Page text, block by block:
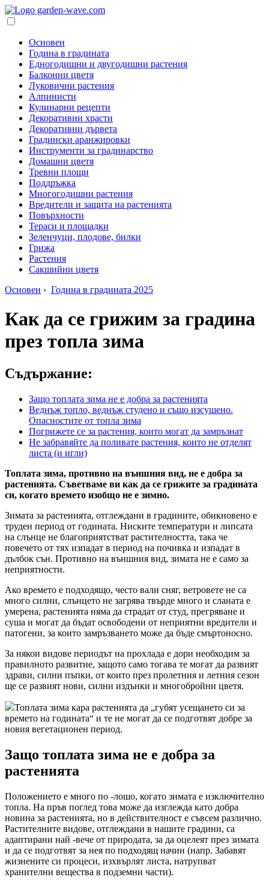
Основен
Година в градината
Едногодишни и двугодишни растения
Балконни цветя
Луковични растения
Алпинисти
Кулинарни рецепти
Декоративни храсти
Декоративни дървета
Градински аранжировки
Инструменти за градинарство
Домашни цветя
Тревни площи
Поддръжка
Многогодишни растения
Вредители и защита на растенията
Повърхности
Тераси и площадки
Зеленчуци, плодове, билки
Грижа
Растения
Сакшийни цветя
Основен › Година в градината 2025
Как да се грижим за градина
през топла зима
Съдържание:
Защо топлата зима не е добра за растенията
Веднъж топло, веднъж студено и също изсушено.
Опасностите от топла зима
Погрижете се за растения, които могат да замръзнат
Не забравяйте да поливате растения, които не отделят
листа (и игли)
Топлата зима, противно на външния вид, не е добра за
растенията. Съветваме ви как да се грижите за градината
си, когато времето изобщо не е зимно.
Зимата за растенията, отглеждани в градините, обикновено е
труден период от годината. Ниските температури и липсата
на слънце не благоприятстват растителността, така че
повечето от тях изпадат в период на почивка и изпадат в
дълбок сън. Противно на външния вид, зимата не е само за
неприятности.
Ако времето е подходящо, често вали сняг, ветровете не са
много силни, слънцето не загрява твърде много и сланата е
умерена, растенията няма да страдат от студ, прегряване и
суша и могат да бъдат освободени от неприятни вредители и
патогени, за които замръзването може да бъде смъртоносно.
За някои видове периодът на прохлада е дори необходим за
правилното развитие, защото само тогава те могат да развият
здрави, силни пъпки, от които през пролетния и летния сезон
ще се развият нови, силни издънки и многобройни цветя.
Топлата зима кара растенията да „губят усещането си за
времето на годината“ и те не могат да се подготвят добре за
новия вегетационен период.
Защо топлата зима не е добра за
растенията
Положението е много по -лошо, когато зимата е изключително
топла. На пръв поглед това може да изглежда като добра
новина за растенията, но в действителност е съвсем различно.
Растителните видове, отглеждани в нашите градини, са
адаптирани най -вече от природата, за да оцелеят през зимата
и да се подготвят за нея по подходящ начин (напр. Забавят
жизнените си процеси, изхвърлят листа, натрупват
хранителни вещества в подземни части).